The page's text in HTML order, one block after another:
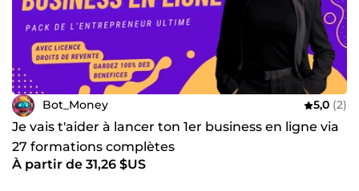
Bot_Money 5,0 (2)
Je vais t'aider à lancer ton 1er business en ligne via
27 formations complètes
À partir de 31,26 $US